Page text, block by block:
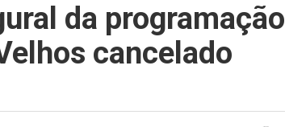
da programação
cancelado